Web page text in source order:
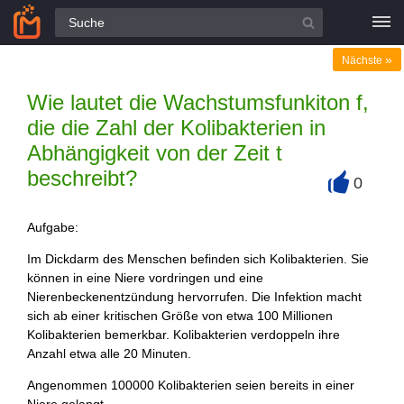
Alle Fragen
Wie lautet die Wachstumsfunkiton f,
die die Zahl der Kolibakterien in
Abhängigkeit von der Zeit t
beschreibt?
Nächste »
0
Aufgabe:
Im Dickdarm des Menschen befinden sich Kolibakterien. Sie
können in eine Niere vordringen und eine
Nierenbeckenentzündung hervorrufen. Die Infektion macht
sich ab einer kritischen Größe von etwa 100 Millionen
Kolibakterien bemerkbar. Kolibakterien verdoppeln ihre
Anzahl etwa alle 20 Minuten.
Angenommen 100000 Kolibakterien seien bereits in einer